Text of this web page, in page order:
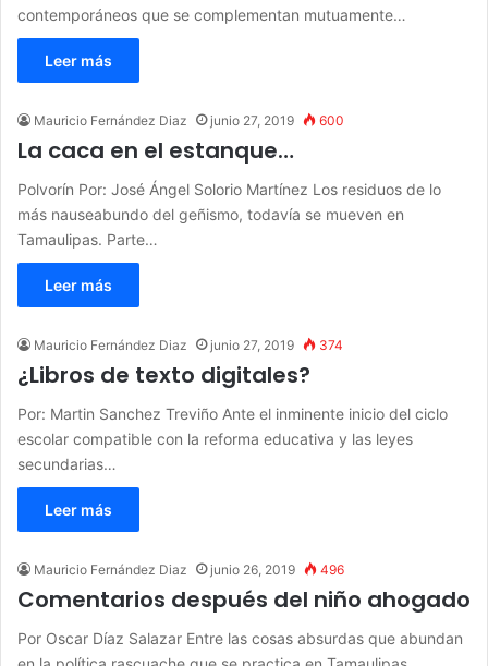
contemporáneos que se complementan mutuamente…
Leer más
Mauricio Fernández Diaz junio 27, 2019 600
La caca en el estanque…
Polvorín Por: José Ángel Solorio Martínez Los residuos de lo
más nauseabundo del geñismo, todavía se mueven en
Tamaulipas. Parte…
Leer más
Mauricio Fernández Diaz junio 27, 2019 374
¿Libros de texto digitales?
Por: Martin Sanchez Treviño Ante el inminente inicio del ciclo
escolar compatible con la reforma educativa y las leyes
secundarias…
Leer más
Mauricio Fernández Diaz junio 26, 2019 496
Comentarios después del niño ahogado
Por Oscar Díaz Salazar Entre las cosas absurdas que abundan